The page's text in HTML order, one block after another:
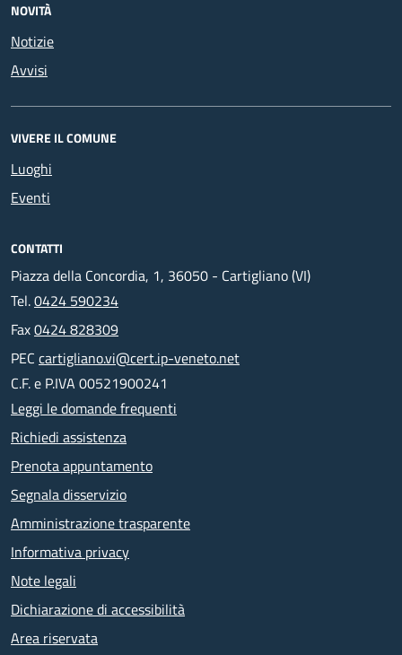
NOVITÀ
Notizie
Avvisi
VIVERE IL COMUNE
Luoghi
Eventi
CONTATTI
Piazza della Concordia, 1, 36050 - Cartigliano (VI)
Tel.0424 590234
Fax0424 828309
PEC cartigliano.vi@cert.ip-veneto.net
C.F. e P.IVA 00521900241
Leggi le domande frequenti
Richiedi assistenza
Prenota appuntamento
Segnala disservizio
Amministrazione trasparente
Informativa privacy
Note legali
Dichiarazione di accessibilità
Area riservata